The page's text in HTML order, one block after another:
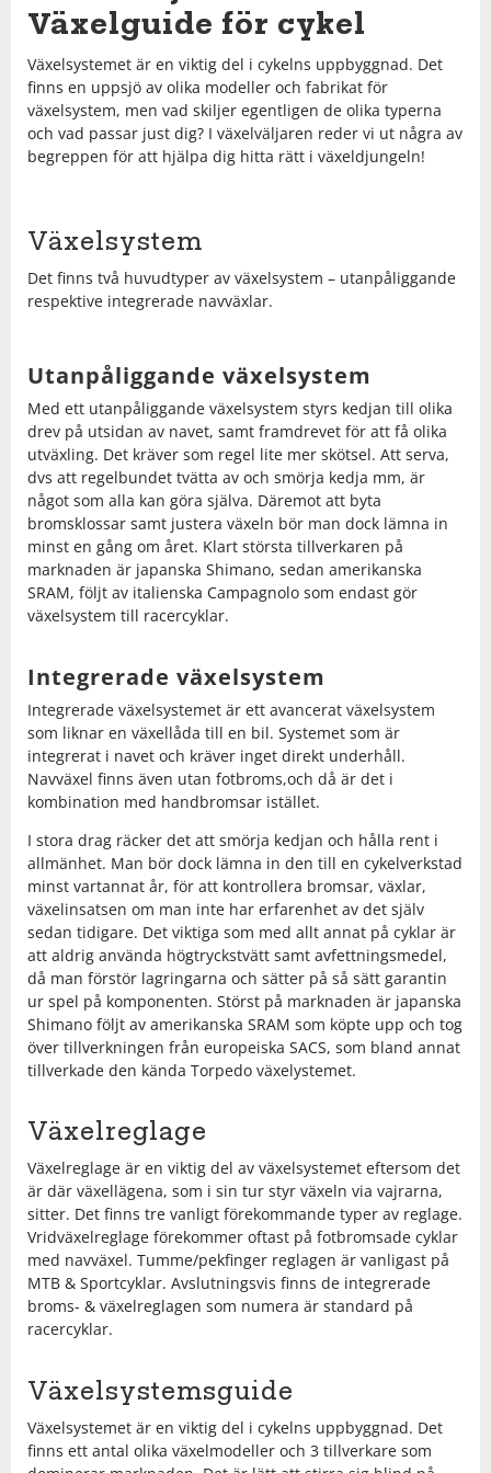
Shorts
Supporterkläder
T-shirts & linnen
Tröjor
Sandaler & tofflor
Sneakers
Skridskor
Sporttillbehör
Väskor
Regnkläder
Shorts
Skjortor
Supporterkläder
Tights
Tröjor
Underkläder
Löparskor
Padel & tennisskor
Sandaler & tofflor
Sneakers
Vandringskor
Walkingskor
Glasögon
Handskar
Hjälmar
Lek & spel
Skidor
Skridskor
Skydd
Sporttillbehör
Träning
Tält
Väskor
Övrigt
Regnkläder
Shorts
Skjortor
Supporterkläder
Tights
Tröjor
Underkläder
Löparskor
Padel & tennisskor
Sandaler & tofflor
Sneakers
Vandringskor
Walkingskor
Glasögon
Handskar
Hjälmar
Lek & spel
Skidor
Skridskor
Skydd
Sporttillbehör
Träning
Tält
Väskor
Övrigt
Bordtennis
Cykel
Fotboll
Hockey
Lek & spel
Långfärdsskridskor
Längdåkning
Löpning
Outdoor
Padel
Rullskidor
Simning
Sportswear
Squash
Träning
Volleyboll
Walking
Växelguide för cykel
Växelsystemet är en viktig del i cykelns uppbyggnad. Det
finns en uppsjö av olika modeller och fabrikat för
växelsystem, men vad skiljer egentligen de olika typerna
och vad passar just dig? I växelväljaren reder vi ut några av
begreppen för att hjälpa dig hitta rätt i växeldjungeln!
Växelsystem
Det finns två huvudtyper av växelsystem – utanpåliggande
respektive integrerade navväxlar.
Utanpåliggande växelsystem
Med ett utanpåliggande växelsystem styrs kedjan till olika
drev på utsidan av navet, samt framdrevet för att få olika
utväxling. Det kräver som regel lite mer skötsel. Att serva,
dvs att regelbundet tvätta av och smörja kedja mm, är
något som alla kan göra själva. Däremot att byta
bromsklossar samt justera växeln bör man dock lämna in
minst en gång om året. Klart största tillverkaren på
marknaden är japanska Shimano, sedan amerikanska
SRAM, följt av italienska Campagnolo som endast gör
växelsystem till racercyklar.
Integrerade växelsystem
Integrerade växelsystemet är ett avancerat växelsystem
som liknar en växellåda till en bil. Systemet som är
integrerat i navet och kräver inget direkt underhåll.
Navväxel finns även utan fotbroms,och då är det i
kombination med handbromsar istället.
I stora drag räcker det att smörja kedjan och hålla rent i
allmänhet. Man bör dock lämna in den till en cykelverkstad
minst vartannat år, för att kontrollera bromsar, växlar,
växelinsatsen om man inte har erfarenhet av det själv
sedan tidigare. Det viktiga som med allt annat på cyklar är
att aldrig använda högtryckstvätt samt avfettningsmedel,
då man förstör lagringarna och sätter på så sätt garantin
ur spel på komponenten. Störst på marknaden är japanska
Shimano följt av amerikanska SRAM som köpte upp och tog
över tillverkningen från europeiska SACS, som bland annat
tillverkade den kända Torpedo växelystemet.
Växelreglage
Växelreglage är en viktig del av växelsystemet eftersom det
är där växellägena, som i sin tur styr växeln via vajrarna,
sitter. Det finns tre vanligt förekommande typer av reglage.
Vridväxelreglage förekommer oftast på fotbromsade cyklar
med navväxel. Tumme/pekfinger reglagen är vanligast på
MTB & Sportcyklar. Avslutningsvis finns de integrerade
broms- & växelreglagen som numera är standard på
racercyklar.
Växelsystemsguide
Växelsystemet är en viktig del i cykelns uppbyggnad. Det
finns ett antal olika växelmodeller och 3 tillverkare som